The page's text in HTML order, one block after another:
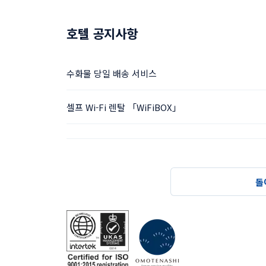
호텔 공지사항
수화물 당일 배송 서비스
셀프 Wi-Fi 렌탈 「WiFiBOX」
돌